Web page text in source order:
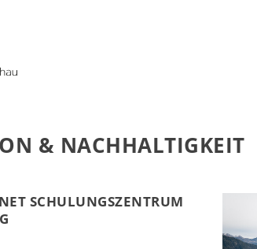
& NACHHALTIGKEIT
SCHULUNGSZENTRUM